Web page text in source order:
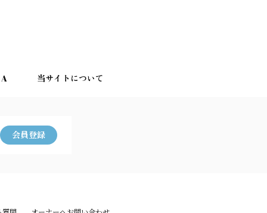
当サイトについて
会員登録